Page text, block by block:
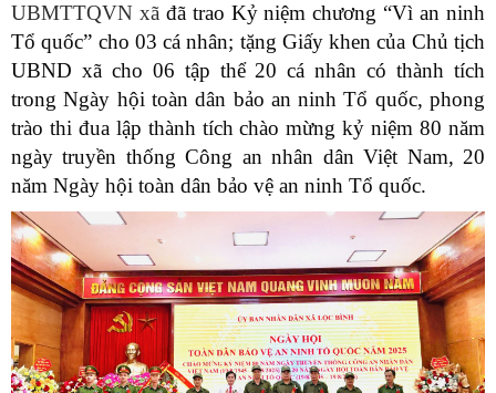
UBMTTQVN xã đã trao Kỷ niệm chương “Vì an ninh
Tổ quốc” cho 03 cá nhân; tặng Giấy khen của Chủ tịch
UBND xã cho 06 tập thể 20 cá nhân có thành tích
trong Ngày hội toàn dân bảo an ninh Tổ quốc, phong
trào thi đua lập thành tích chào mừng kỷ niệm 80 năm
ngày truyền thống Công an nhân dân Việt Nam, 20
năm Ngày hội toàn dân bảo vệ an ninh Tổ quốc.